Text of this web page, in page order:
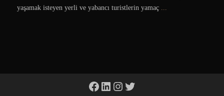
yaşamak isteyen yerli ve yabancı turistlerin yamaç ...
Facebook
LinkedIn
Instagram
Twitter